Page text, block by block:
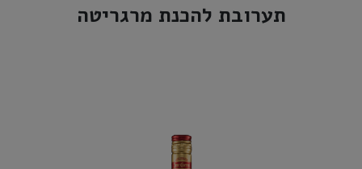
תערובת להכנת מרגריטה